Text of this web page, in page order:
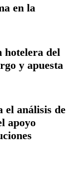
en la
hotelera del
y apuesta
el análisis de
apoyo